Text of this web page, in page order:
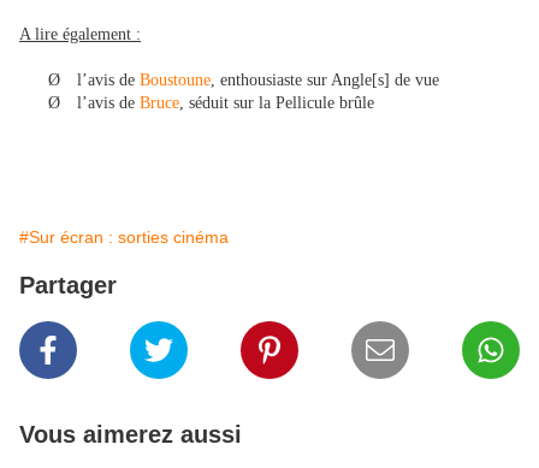
A lire également :
Ø l’avis de Boustoune , enthousiaste sur Angle[s] de vue
Ø
l’avis de Bruce , séduit sur la Pellicule brûle
#Sur écran : sorties cinéma
Partager
Vous aimerez aussi